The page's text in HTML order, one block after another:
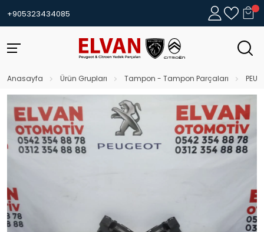
+905323434085
Anasayfa Ürün Grupları Tampon - Tampon Parçaları